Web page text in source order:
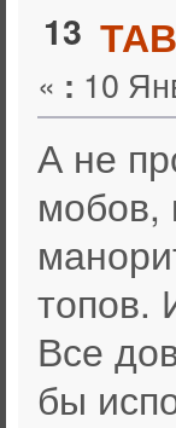
13
« : 10
А не
мобов,
топов.
Все
бы